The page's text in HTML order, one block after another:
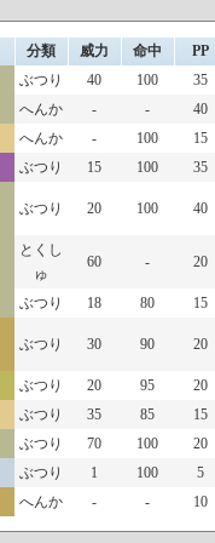
分類 威力 命中 PP
ぶつり 40 100 35
へんか - - 40
へんか - 100 15
ぶつり 15 100 35
ぶつり 20 100 40
とくし
ゅ
60 - 20
ぶつり 18 80 15
ぶつり 30 90 20
ぶつり 20 95 20
ぶつり 35 85 15
ぶつり 70 100 20
ぶつり 1 100 5
へんか - - 10